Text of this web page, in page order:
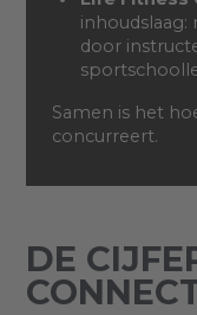
inhoudslaag:
door
Samen is het
concurreert.
DE